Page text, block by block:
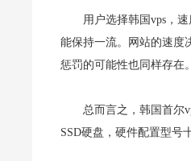
用户选择韩国vps，
能保持一流。网站的速度
惩罚的可能性也同样存在。
总而言之，韩国首尔
SSD硬盘，硬件配置型号